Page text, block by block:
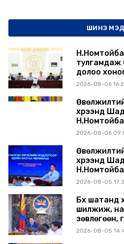
ШИНЭ
тулгамдаж
долоо
2026-08-06
хүрээнд
аймагт
2026-08-06
хүрээнд
Сүхбаатар
2026-08-05
Бүх
шилжиж,
зөвлөгөөн,
хориглолоо
2026-08-05